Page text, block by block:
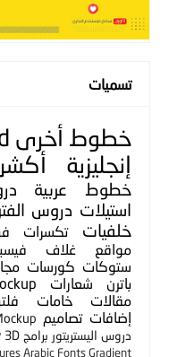
تسميات
خطوط أخرى
إنجليزية
خطوط عربية
استيلات دروس
خلفيات
تكسرات
مواقع
غلاف
ستوكات كورسات
باترن
شعارات
مقالات
خامات
إضافات تصاميم
دروس اليستريتور برامج 3D
Gradient
Arabic Fonts